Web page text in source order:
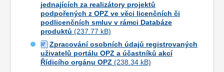
jednajících za realizátory projektů
podpořených z OPZ ve věci licenčních či
podlicenčních smluv v rámci Databáze
produktů
Zpracování osobních údajů registrovaných
uživatelů portálu OPZ a účastníků akcí
Řídicího orgánu OPZ